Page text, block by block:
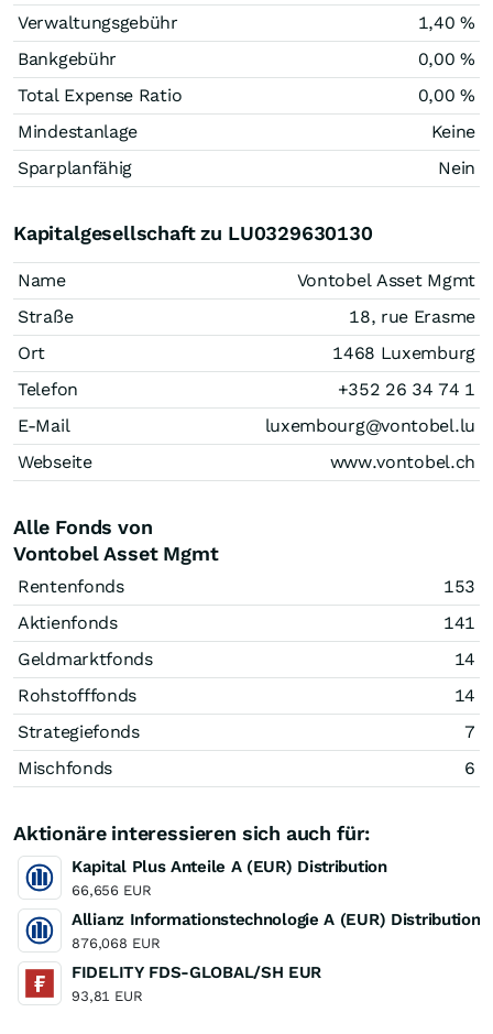
Verwaltungsgebühr
1,40 %
Bankgebühr
0,00 %
Total Expense Ratio
0,00 %
Mindestanlage
Keine
Sparplanfähig
Nein
Kapitalgesellschaft zu LU0329630130
Name
Vontobel Asset Mgmt
Straße
18, rue Erasme
Ort
1468 Luxemburg
Telefon
+352 26 34 74 1
E-Mail
luxembourg@vontobel.lu
Webseite
www.vontobel.ch
Alle Fonds von
Vontobel Asset Mgmt
Rentenfonds
153
Aktienfonds
141
Geldmarktfonds
14
Rohstofffonds
14
Strategiefonds
7
Mischfonds
6
Aktionäre interessieren sich auch für:
Kapital Plus Anteile A (EUR) Distribution
66,656 EUR
Allianz Informationstechnologie A (EUR) Distribution
876,068 EUR
FIDELITY FDS-GLOBAL/SH EUR
93,81 EUR